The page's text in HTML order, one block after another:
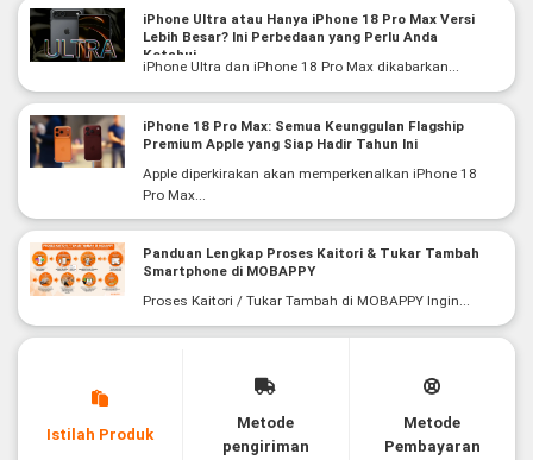
iPhone Ultra atau Hanya iPhone 18 Pro Max Versi
Lebih Besar? Ini Perbedaan yang Perlu Anda
Ketahui
iPhone Ultra dan iPhone 18 Pro Max dikabarkan...
iPhone 18 Pro Max: Semua Keunggulan Flagship
Premium Apple yang Siap Hadir Tahun Ini
Apple diperkirakan akan memperkenalkan iPhone 18
Pro Max...
Panduan Lengkap Proses Kaitori & Tukar Tambah
Smartphone di MOBAPPY
Proses Kaitori / Tukar Tambah di MOBAPPY Ingin...
Istilah Produk
Metode
pengiriman
Metode
Pembayaran